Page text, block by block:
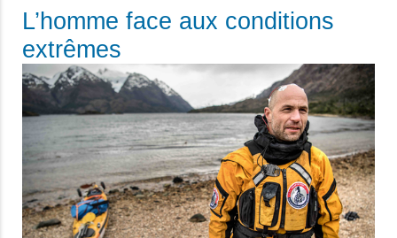
L’homme face aux conditions
extrêmes